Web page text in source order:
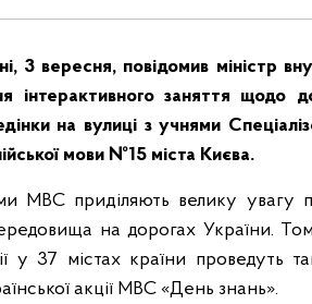
3 вересня, повідомив міністр
інтерактивного заняття щодо
на вулиці з учнями
мови №15 міста Києва.
МВС приділяють велику увагу
на дорогах України.
у 37 містах країни проведуть
акції МВС «День знань».